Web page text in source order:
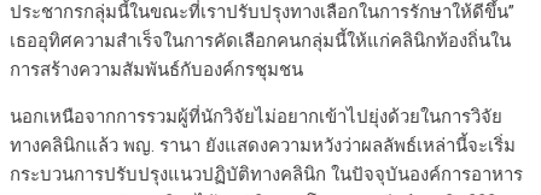
ประชากรกลุ่มนี้ในขณะที่เราปรับปรุงทางเลือกในการรักษาให้ดีขึ้น”
เธออุทิศความสำเร็จในการคัดเลือกคนกลุ่มนี้ให้แก่คลินิกท้องถิ่นใน
การสร้างความสัมพันธ์กับองค์กรชุมชน
นอกเหนือจากการรวมผู้ที่นักวิจัยไม่อยากเข้าไปยุ่งด้วยในการวิจัย
ทางคลินิกแล้ว พญ. รานา ยังแสดงความหวังว่าผลลัพธ์เหล่านี้จะเริ่ม
กระบวนการปรับปรุงแนวปฏิบัติทางคลินิก ในปัจจุบันองค์การอาหาร